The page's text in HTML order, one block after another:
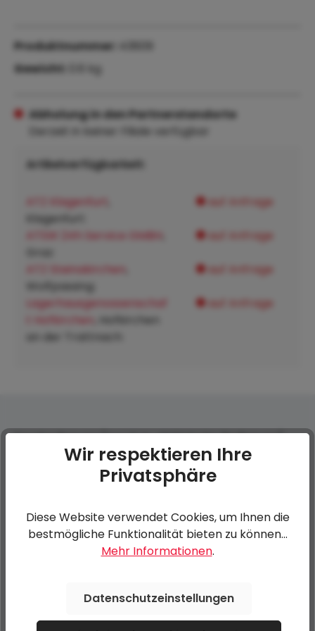
Abholung in den Partnerstandorte
Derzeit in keiner Filiale verfügbar
Artikelverfügbarkeit:
ATZ Klagenfurt
Klagenfurt:
auf Anfrage
ATSW 24h Service GMBH auf Anfrage
ATZ Steinakirchen
Wolfpassing:
auf Anfrage
Lagerhausgenossenschaf
t Hofkirchen
, Hofkirchen
an der Trattnach:
auf Anfrage
Produktnummer:
Gewicht:
0.6 kg
Fernbedienung (nur i.K.m. elektrische Bedienung)
Durchschnittliche Bewertung von 0 von 5 Sternen
Bewerten Sie dieses Produkt!
Bewertung schreiben
Wir respektieren Ihre
Privatsphäre
Diese Website verwendet Cookies, um Ihnen die
bestmögliche Funktionalität bieten zu können...
Mehr Informationen.
Datenschutzeinstellungen